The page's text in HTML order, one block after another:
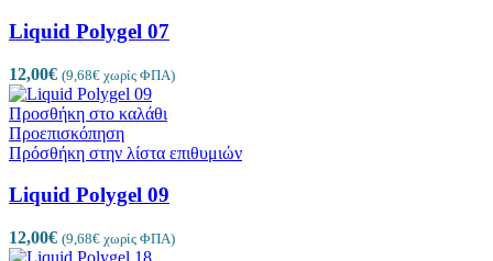
Liquid Polygel 07
12,00€ (9,68€ χωρίς ΦΠΑ)
Προσθήκη στο καλάθι
Προεπισκόπηση
Πρόσθήκη στην λίστα επιθυμιών
Liquid Polygel 09
12,00€ (9,68€ χωρίς ΦΠΑ)